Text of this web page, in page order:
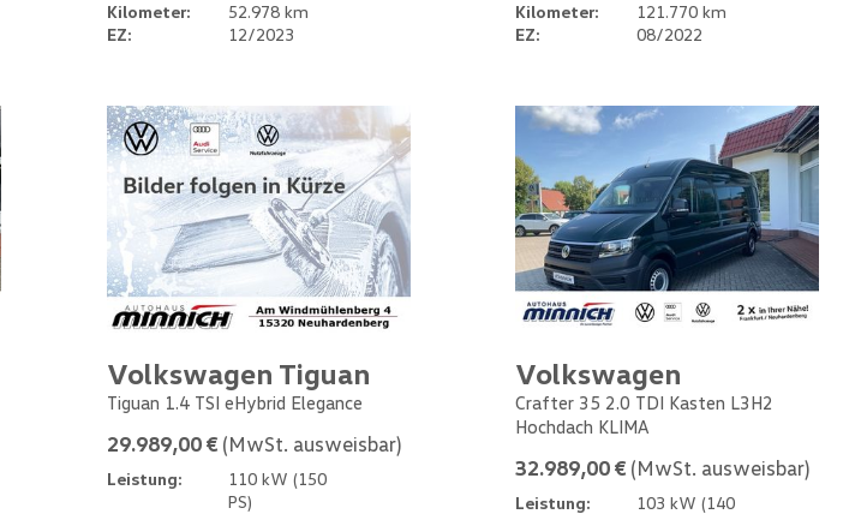
Kilometer:
52.978 km
EZ:
12/2023
Kilometer:
121.770 km
EZ:
08/2022
Volkswagen Tiguan
Tiguan 1.4 TSI eHybrid Elegance
29.989,00 € (MwSt. ausweisbar)
Leistung:
110 kW (150
PS)
Volkswagen
Crafter 35 2.0 TDI Kasten L3H2
Hochdach KLIMA
32.989,00 € (MwSt. ausweisbar)
Leistung:
103 kW (140